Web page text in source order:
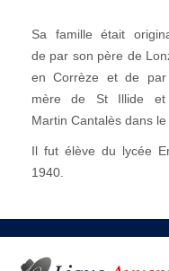
Sa famille était
de par son père de
en Corrèze et de par
mère de St Illide
Martin Cantalès dans le
Il fut élève du lycée
1940.